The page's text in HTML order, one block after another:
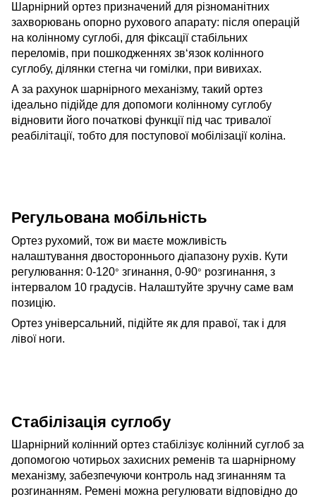
Шарнірний ортез призначений для різноманітних
захворювань опорно рухового апарату: після операцій
на колінному суглобі, для фіксації стабільних
переломів, при пошкодженнях зв‘язок колінного
суглобу, ділянки стегна чи гомілки, при вивихах.
А за рахунок шарнірного механізму, такий ортез
ідеально підійде для допомоги колінному суглобу
відновити його початкові функції під час тривалої
реабілітації, тобто для поступової мобілізації коліна.
Регульована мобільність
Ортез рухомий, тож ви маєте можливість
налаштування двостороннього діапазону рухів. Кути
регулювання: 0-120° згинання, 0-90° розгинання, з
інтервалом 10 градусів. Налаштуйте зручну саме вам
позицію.
Ортез універсальний, підійте як для правої, так і для
лівої ноги.
Стабілізація суглобу
Шарнірний колінний ортез стабілізує колінний суглоб за
допомогою чотирьох захисних ременів та шарнірному
механізму, забезпечуючи контроль над згинанням та
розгинанням. Ремені можна регулювати відповідно до